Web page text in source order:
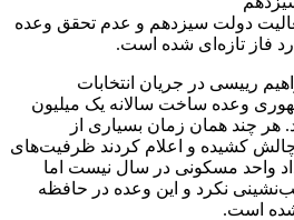
دولت سیزدهم و عدم تحقق وعده‌
فاز تازه‌ای شده است.
رییسی در جریان انتخابات
وعده ساخت سالانه یک میلیون
چند همان زمان بسیاری از
کشیده و اعلام کردند ظرفیت‌های
واحد مسکونی در سال نیست اما
نکرد و این وعده در حافظه
است.